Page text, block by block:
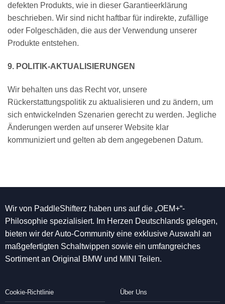
defekten Produkts, wie in dieser Garantieerklärung
beschrieben. Wir sind nicht haftbar für indirekte, zufällige
oder Folgeschäden, die aus der Verwendung unserer
Produkte entstehen.
9. POLITIK-AKTUALISIERUNGEN
Wir behalten uns das Recht vor, unsere
Rückerstattungspolitik zu aktualisieren und zu ändern, um
sich entwickelnden Szenarien gerecht zu werden. Jegliche
Änderungen werden auf unserer Website klar
kommuniziert und gelten ab dem angegebenen Datum.
Wir von PaddleShifterz haben uns auf die „OEM+“-
Philosophie spezialisiert. Im Herzen Deutschlands gelegen,
bieten wir der Auto-Community eine exklusive Auswahl an
maßgefertigten Schaltwippen sowie ein umfangreiches
Sortiment an Original BMW und MINI Teilen.
Cookie-Richtlinie Über Uns